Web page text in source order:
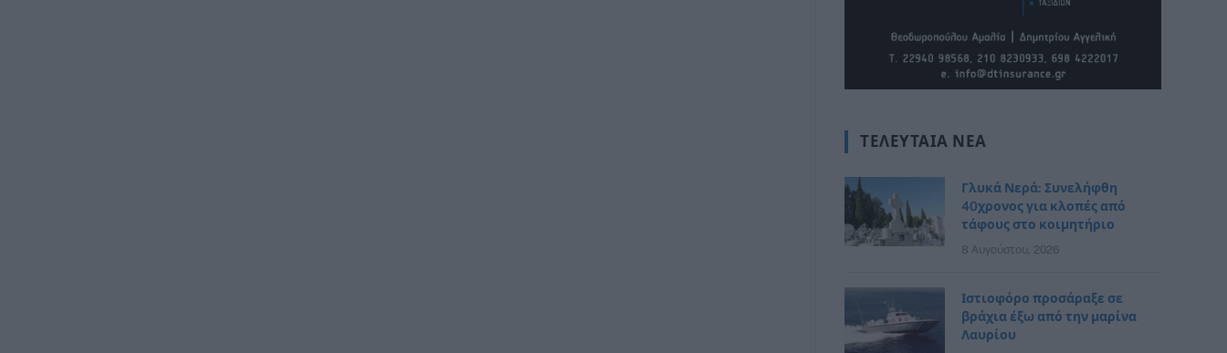
ΤΕΛΕΥΤΑΊΑ ΝΈΑ
Γλυκά Νερά: Συνελήφθη
40χρονος για κλοπές από
τάφους στο κοιμητήριο
8 Αυγούστου, 2026
Ιστιοφόρο προσάραξε σε
βράχια έξω από την μαρίνα
Λαυρίου